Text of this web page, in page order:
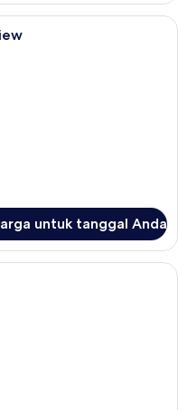
premium, bantalan ekstra
untuk tanggal Anda
premium, bantalan ekstra